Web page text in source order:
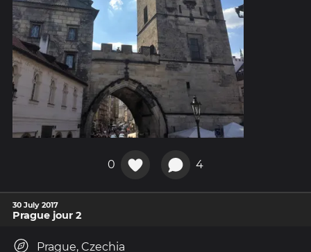
0 4
30 July 2017
Prague jour 2
Prague, Czechia